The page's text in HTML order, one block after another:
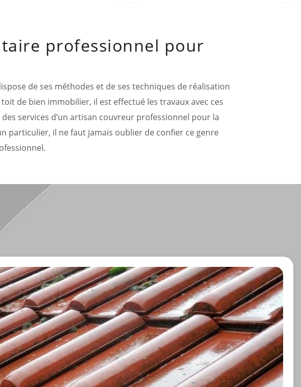
professionnel pour
de ses méthodes et de ses techniques de réalisation
de bien immobilier, il est effectué les travaux avec ces
services d’un artisan couvreur professionnel pour la
particulier, il ne faut jamais oublier de confier ce genre